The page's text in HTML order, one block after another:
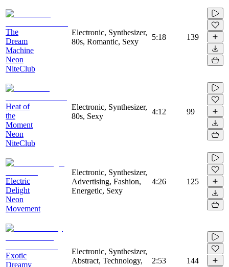
The
Dream
Machine
Neon
NiteClub
Electronic, Synthesizer,
80s, Romantic, Sexy
5:18 139
Heat of
the
Moment
Neon
NiteClub
Electronic, Synthesizer,
80s, Sexy
4:12 99
Electric
Delight
Neon
Movement
Electronic, Synthesizer,
Advertising, Fashion,
Energetic, Sexy
4:26 125
Exotic
Dreamy
Electronic, Synthesizer,
Abstract, Technology,
2:53 144